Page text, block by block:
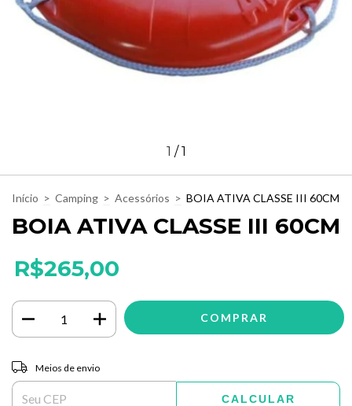
1 /1
Início > Camping > Acessórios > BOIA ATIVA CLASSE III 60CM
BOIA ATIVA CLASSE III 60CM
R$265,00
Entregas para o CEP:
Meios de envio
CALCULAR